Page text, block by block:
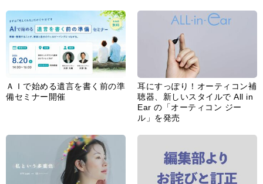
ＡＩで始める遺言を書く前の準
備セミナー開催
耳にすっぽり！オーティコン補
聴器、新しいスタイルで All in
Ear の「オーティコン ジー
ル」を発売